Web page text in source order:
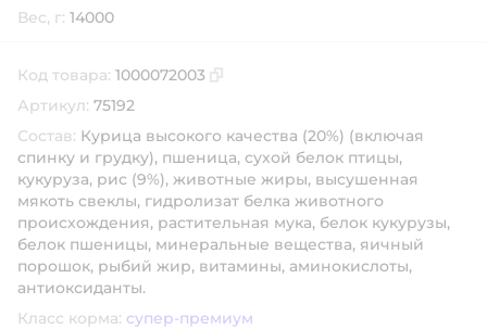
Вес, г: 14000
Код товара: 1000072003
Артикул: 75192
Состав: Курица высокого качества (20%) (включая
спинку и грудку), пшеница, сухой белок птицы,
кукуруза, рис (9%), животные жиры, высушенная
мякоть свеклы, гидролизат белка животного
происхождения, растительная мука, белок кукурузы,
белок пшеницы, минеральные вещества, яичный
порошок, рыбий жир, витамины, аминокислоты,
антиоксиданты.
Класс корма: супер-премиум